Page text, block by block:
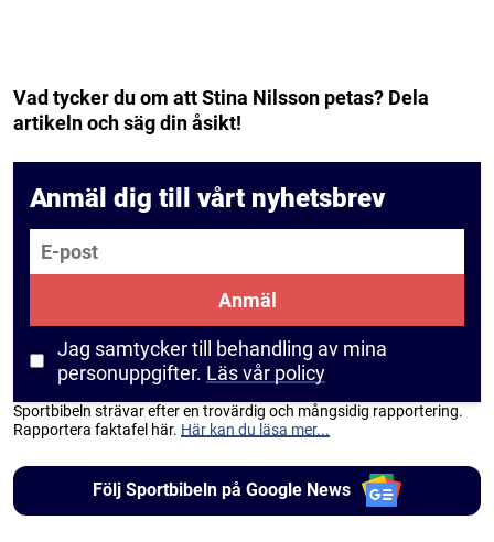
Vad tycker du om att Stina Nilsson petas? Dela
artikeln och säg din åsikt!
Anmäl dig till vårt nyhetsbrev
E-post
Anmäl
Jag samtycker till behandling av mina
personuppgifter. Läs vår policy
Sportbibeln strävar efter en trovärdig och mångsidig rapportering.
Rapportera faktafel här. Här kan du läsa mer...
Följ Sportbibeln på Google News